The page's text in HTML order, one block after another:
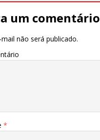
um comentário
mail não será publicado.
*